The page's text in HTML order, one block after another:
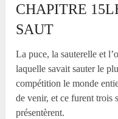
CHAPITRE
SAUT
La puce, la sauterelle et
laquelle savait sauter le
compétition le monde
de venir, et ce furent trois
présentèrent.